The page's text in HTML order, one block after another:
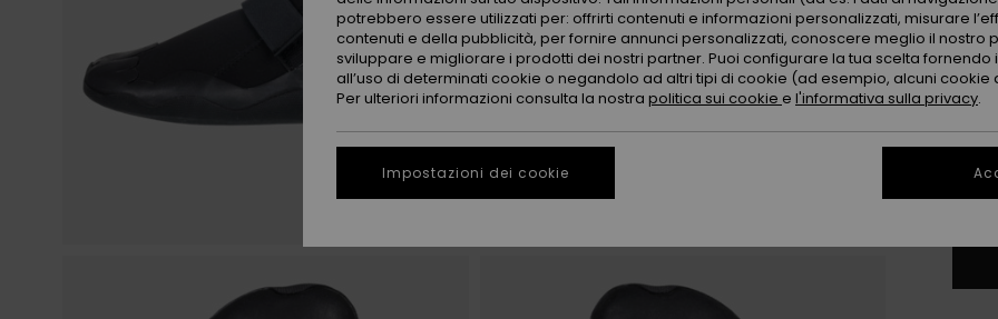
32
potrebbero essere utilizzati per: offrirti contenuti e informazioni personalizzati, misurare
contenuti e della pubblicità, per fornire annunci personalizzati, conoscere meglio il nostro
sviluppare e migliorare i prodotti dei nostri partner. Puoi configurare la tua scelta fornendo
all’uso di determinati cookie o negandolo ad altri tipi di cookie (ad esempio, alcuni cookie
Per ulteriori informazioni consulta la nostra politica sui cookie e l'informativa sulla privacy.
Impostazioni dei cookie